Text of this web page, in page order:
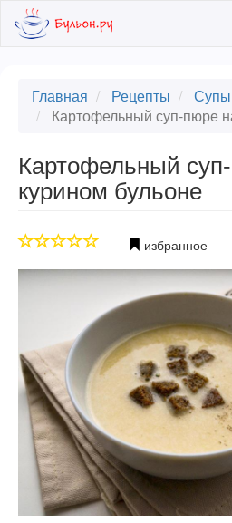
Skip
Главная Рецепты
Супы
Картофельный суп-пюре
Картофельный
курином бульоне
избранное